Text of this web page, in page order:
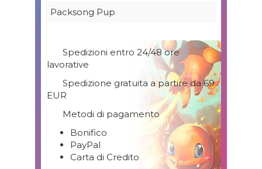
Spedizioni entro 24/48 ore
lavorative
Spedizione gratuita a partire da 69
EUR
Metodi di pagamento
Bonifico
PayPal
Carta di Credito
Packsong Pup